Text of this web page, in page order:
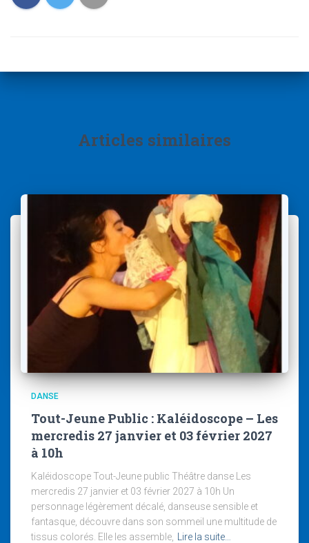
Articles similaires
DANSE
Tout-Jeune Public : Kaléidoscope – Les
mercredis 27 janvier et 03 février 2027
à 10h
Kaléidoscope Tout-Jeune public Théâtre danse Les
mercredis 27 janvier et 03 février 2027 à 10h Un
personnage légèrement décalé, danseuse sensible et
fantasque, découvre dans son sommeil une multitude de
tissus colorés. Elle les assemble,
Lire la suite…